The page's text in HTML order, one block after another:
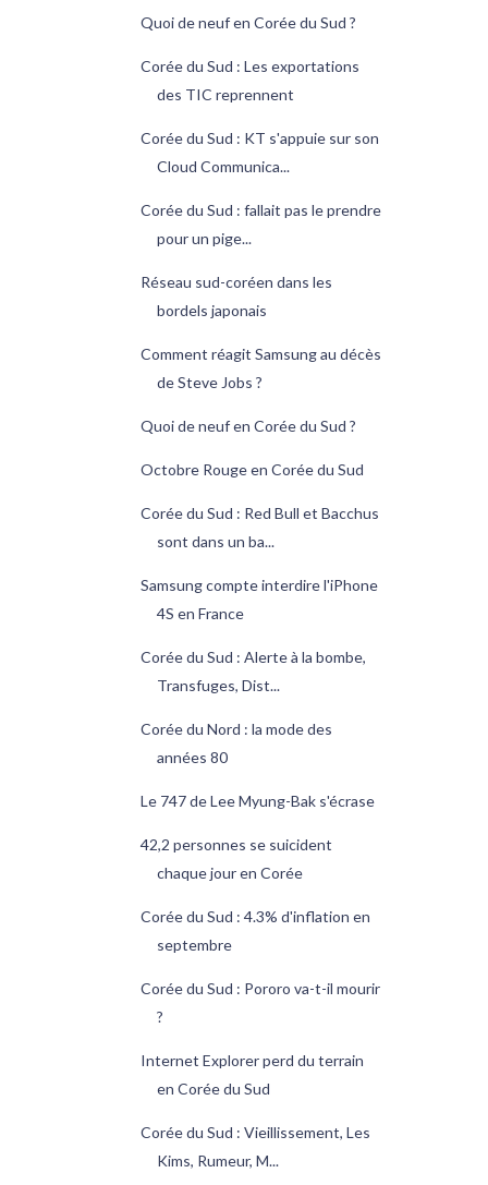
Quoi de neuf en Corée du Sud ?
Corée du Sud : Les exportations
des TIC reprennent
Corée du Sud : KT s'appuie sur son
Cloud Communica...
Corée du Sud : fallait pas le prendre
pour un pige...
Réseau sud-coréen dans les
bordels japonais
Comment réagit Samsung au décès
de Steve Jobs ?
Quoi de neuf en Corée du Sud ?
Octobre Rouge en Corée du Sud
Corée du Sud : Red Bull et Bacchus
sont dans un ba...
Samsung compte interdire l'iPhone
4S en France
Corée du Sud : Alerte à la bombe,
Transfuges, Dist...
Corée du Nord : la mode des
années 80
Le 747 de Lee Myung-Bak s'écrase
42,2 personnes se suicident
chaque jour en Corée
Corée du Sud : 4.3% d'inflation en
septembre
Corée du Sud : Pororo va-t-il mourir
?
Internet Explorer perd du terrain
en Corée du Sud
Corée du Sud : Vieillissement, Les
Kims, Rumeur, M...